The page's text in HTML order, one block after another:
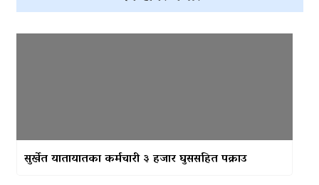
सुर्खेत यातायातका कर्मचारी ३ हजार घुससहित पक्राउ